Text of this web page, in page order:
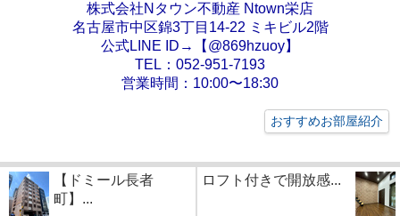
株式会社Nタウン不動産 Ntown栄店
名古屋市中区錦3丁目14-22 ミキビル2階
公式LINE ID→【@869hzuoy】
TEL：052-951-7193
営業時間：10:00〜18:30
おすすめお部屋紹介
【ドミール長者
町】...
ロフト付きで開放感...